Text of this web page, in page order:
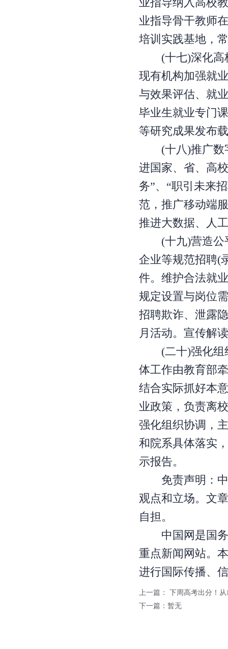
业指导纳入高校
业指导骨干教师
培训实践基地，
(十七)深化高校
现有机构加强就
与效果评估、就
毕业生就业专门
等研究成果发布
(十八)推广数字
进国家、省、高
务”、“职引未来
范，推广移动端
推进大数据、人
(十九)营造公平
企业等规范招聘(
件。维护合法就
规定设置与岗位
招聘欺诈、泄露
月活动。宣传解
(二十)强化组织
体工作由教育部
结合实际抓好本
业政策，负责离
强化组织协调，
和院系具体落实
示报告。
免责声明：中
观点和立场。文
自担。
中国网是国务
重点新闻网站。
进行国际传播、
上一篇：
下周高考出分！
下一篇：暂无